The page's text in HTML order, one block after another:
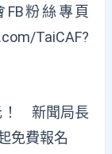
粉絲專頁
TaiCAF?
！ 新聞局長
免費報名